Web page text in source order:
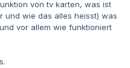
von tv karten, was ist
und wie das alles heisst) was
vor allem wie funktioniert